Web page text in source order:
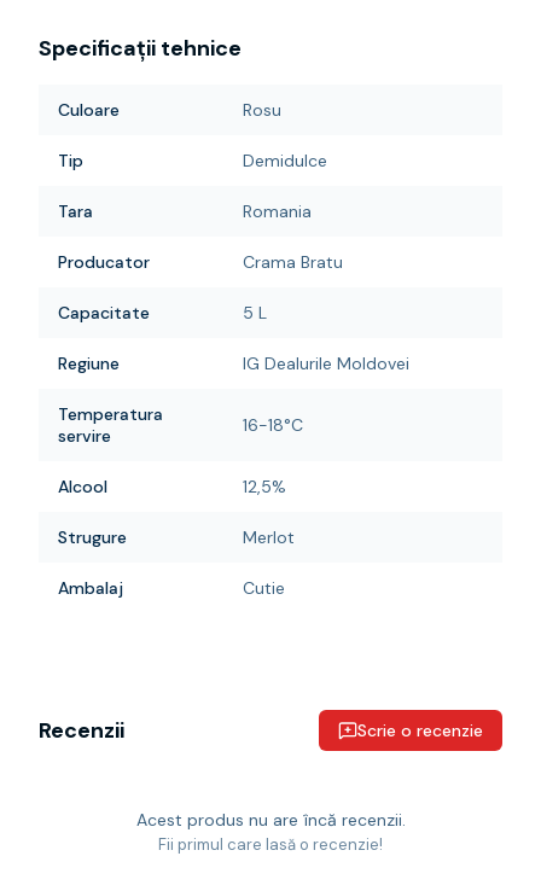
Specificații tehnice
Culoare Rosu
Tip Demidulce
Tara Romania
Producator Crama Bratu
Capacitate 5 L
Regiune IG Dealurile Moldovei
Temperatura
servire
16-18°C
Alcool 12,5%
Strugure Merlot
Ambalaj Cutie
Recenzii Scrie o recenzie
Acest produs nu are încă recenzii.
Fii primul care lasă o recenzie!